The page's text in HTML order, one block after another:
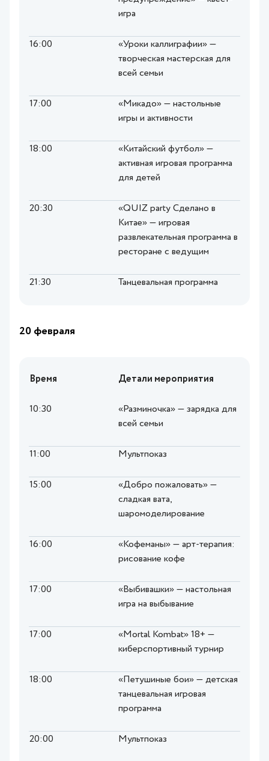
игра
16:00
«Уроки каллиграфии» —
творческая мастерская для
всей семьи
17:00
«Микадо» — настольные
игры и активности
18:00
«Китайский футбол» —
активная игровая программа
для детей
20:30
«QUIZ party Сделано в
Китае» — игровая
развлекательная программа в
ресторане с ведущим
21:30 Танцевальная программа
20 февраля
Время Детали мероприятия
10:30
«Разминочка» — зарядка для
всей семьи
11:00 Мультпоказ
15:00
«Добро пожаловать» —
сладкая вата,
шаромоделирование
16:00
«Кофеманы» — арт-терапия:
рисование кофе
17:00
«Выбивашки» — настольная
игра на выбывание
17:00
«Mortal Kombat» 18+ —
киберспортивный турнир
18:00
«Петушиные бои» — детская
танцевальная игровая
программа
20:00 Мультпоказ